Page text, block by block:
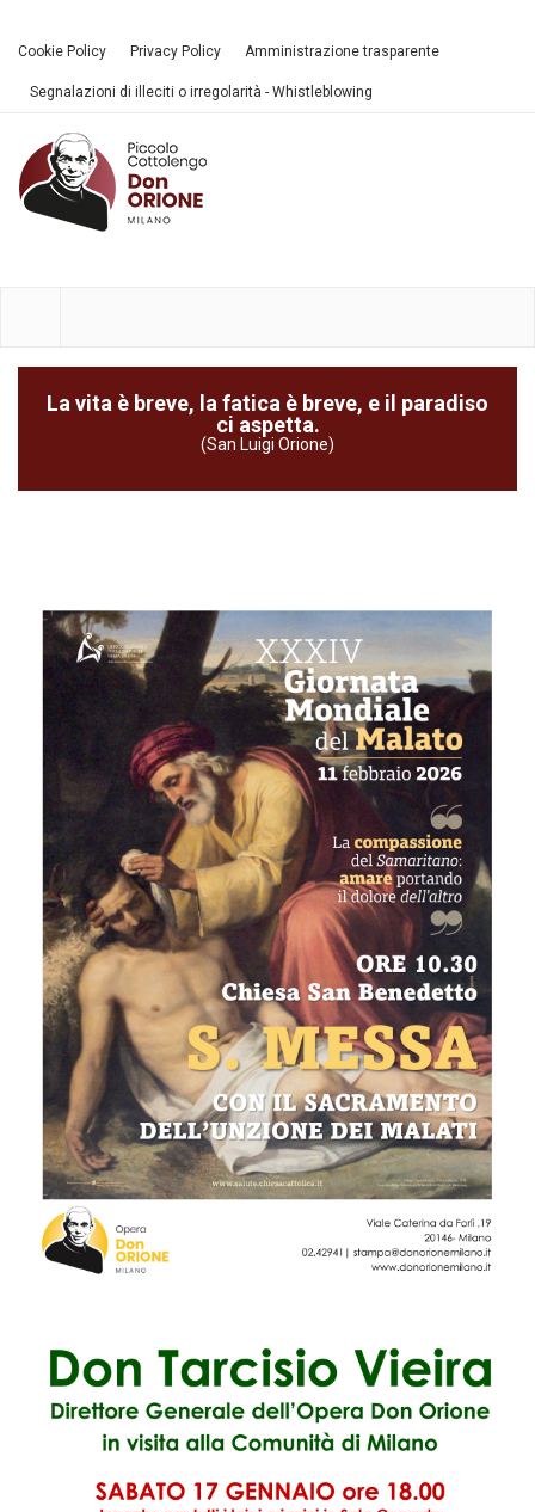
Cookie Policy Privacy Policy Amministrazione trasparente
Segnalazioni di illeciti o irregolarità - Whistleblowing
La vita è breve, la fatica è breve, e il paradiso
ci aspetta.
(San Luigi Orione)